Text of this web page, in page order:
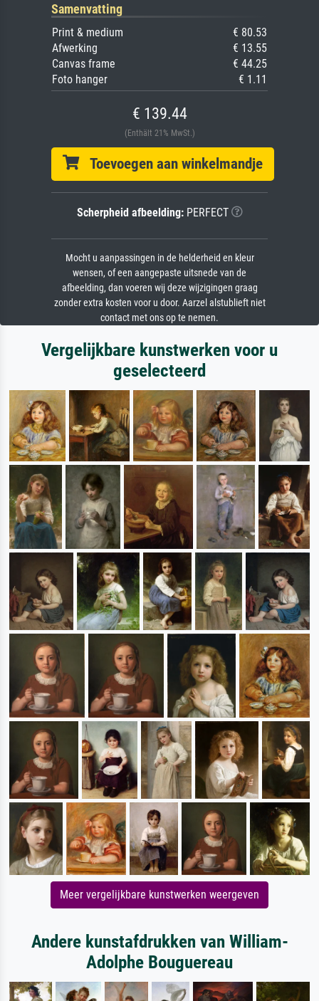
Samenvatting
Print & medium
€ 80.53
Afwerking
€ 13.55
Canvas frame
€ 44.25
Foto hanger
€ 1.11
€ 139.44
(Enthält 21% MwSt.)
Toevoegen aan winkelmandje
Scherpheid afbeelding:PERFECT
Mocht u aanpassingen in de helderheid en kleur
wensen, of een aangepaste uitsnede van de
afbeelding, dan voeren wij deze wijzigingen graag
zonder extra kosten voor u door. Aarzel alstublieft niet
contact met ons op te nemen.
Vergelijkbare kunstwerken voor u
geselecteerd
Meer vergelijkbare kunstwerken weergeven
Andere kunstafdrukken van William-
Adolphe Bouguereau